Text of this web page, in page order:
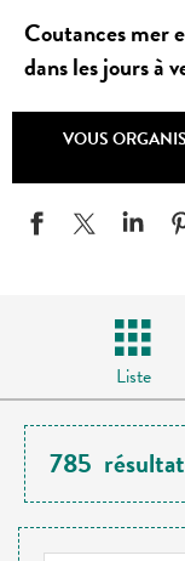
Coutances mer
dans les jours à
VOUS
Liste
785